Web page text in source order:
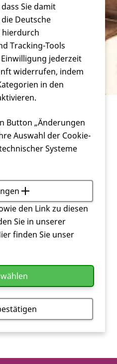
Erwerbsminderung,
3 Stunden am Tag
3 Stunden oder bis 6
Arbeitsmarkt zur
Sie damit
Deutsche
hierdurch
Tracking-Tools
jederzeit
widerrufen, indem
in den
Button „Änderungen
Auswahl der Cookie-
Systeme
den Link zu diesen
Sie in unserer
finden Sie unser